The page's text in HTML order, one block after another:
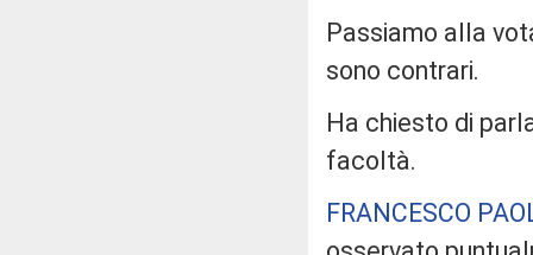
Passiamo alla
sono contrari.
Ha chiesto di
facoltà.
FRANCESCO